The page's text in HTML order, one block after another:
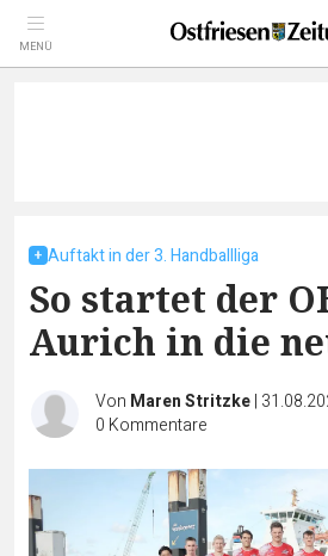
MENÜ
Auftakt in der 3. Handballliga
So startet der
Aurich in die
Von Maren Stritzke|
0 Kommentare